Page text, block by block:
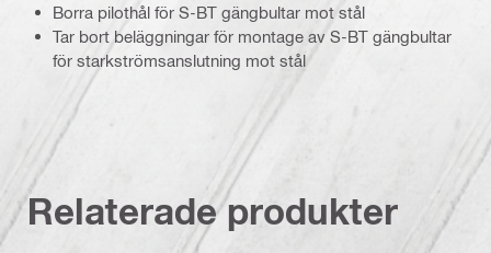
Borra pilothål för S-BT gängbultar mot stål
Tar bort beläggningar för montage av S-BT gängbultar
för starkströmsanslutning mot stål
Relaterade produkter